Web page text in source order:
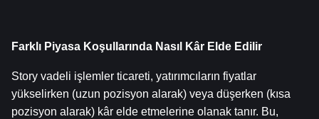
Farklı Piyasa Koşullarında Nasıl Kâr Elde Edilir
Story vadeli işlemler ticareti, yatırımcıların fiyatlar
yükselirken (uzun pozisyon alarak) veya düşerken (kısa
pozisyon alarak) kâr elde etmelerine olanak tanır. Bu,